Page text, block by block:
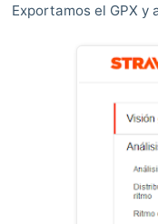
Exportamos el GPX y